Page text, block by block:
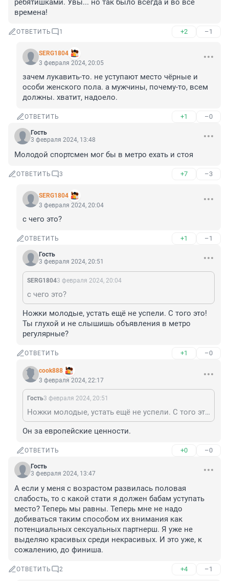
ребятишками. Увы... но так было всегда и во все
времена!
ОТВЕТИТЬ 1 +2 –1
SERG1804
3 февраля 2024, 20:05
зачем лукавить-то. не уступают место чёрные и
особи женского пола. а мужчины, почему-то, всем
должны. хватит, надоело.
ОТВЕТИТЬ +1 –0
Гость
3 февраля 2024, 13:48
Молодой спортсмен мог бы в метро ехать и стоя
ОТВЕТИТЬ 3 +7 –3
SERG1804
3 февраля 2024, 20:04
с чего это?
ОТВЕТИТЬ +1 –1
Гость
3 февраля 2024, 20:51
SERG18043 февраля 2024, 20:04
с чего это?
Ножки молодые, устать ещё не успели. С того это!
Ты глухой и не слышишь объявления в метро
регулярные?
ОТВЕТИТЬ +1 –0
cook888
3 февраля 2024, 22:17
Гость3 февраля 2024, 20:51
Ножки молодые, устать ещё не успели. С того это! Ты глухой и не слышишь объявления в метро регулярные?
Он за европейские ценности.
ОТВЕТИТЬ +0 –0
Гость
3 февраля 2024, 13:47
А если у меня с возрастом развилась половая
слабость, то с какой стати я должен бабам уступать
место? Теперь мы равны. Теперь мне не надо
добиваться таким способом их внимания как
потенциальных сексуальных партнерш. Я уже не
выделяю красивых среди некрасивых. И это уже, к
сожалению, до финиша.
ОТВЕТИТЬ 2 +4 –1